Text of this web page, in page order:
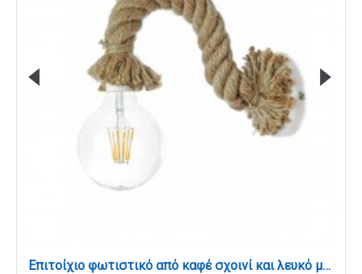
Επιτοίχιο φωτιστικό από καφέ σχοινί και λευκό μέταλλο 1XE27 D:25cm (43367-WH)